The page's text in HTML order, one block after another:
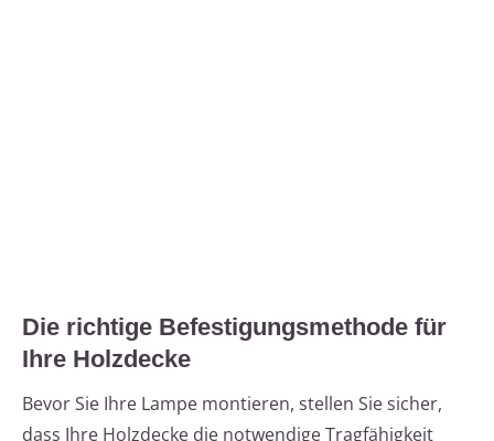
Die richtige Befestigungsmethode für
Ihre Holzdecke
Bevor Sie Ihre Lampe montieren, stellen Sie sicher,
dass Ihre Holzdecke die notwendige Tragfähigkeit